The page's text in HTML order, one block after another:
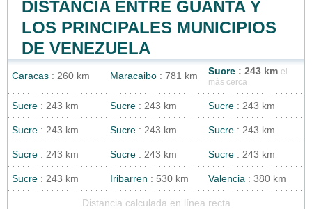
DISTANCIA ENTRE GUANTA Y
LOS PRINCIPALES MUNICIPIOS
DE VENEZUELA
Caracas : 260 km Maracaibo : 781 km Sucre : 243 km el
más cerca
Sucre : 243 km Sucre : 243 km Sucre : 243 km
Sucre : 243 km Sucre : 243 km Sucre : 243 km
Sucre : 243 km Sucre : 243 km Sucre : 243 km
Sucre : 243 km Iribarren : 530 km Valencia : 380 km
Distancia calculada en línea recta